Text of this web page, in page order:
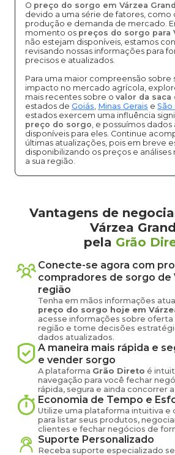
O preço do sorgo em Várzea
devido a uma série de fatores, como
produção e demanda de mercado.
momento os preços do sorgo para
não estejam disponíveis, estamos
revisando nossas informações para
precisos e atualizados.
Para uma maior compreensão sobre
impacto no mercado agrícola,
mais recentes sobre o valor da saca
estados de Goiás, Minas Gerais e São
estados exercem uma influência
preço do sorgo, e possuímos dados
disponíveis para eles. Continue
últimas atualizações, pois em breve
disponibilizando os preços e análises
a sua região.
Vantagens de
Várzea
pela Grão
Conecte-se agora com
compradores de sorgo de
região
Tenha em mãos informações
preço do sorgo hoje em
acesse informações sobre oferta
região e tome decisões
dados atualizados.
A maneira mais rápida e
e vender sorgo
A plataforma Grão Direto é
navegação para você fechar
rápida, segura e ainda concorrer
Economia de Tempo e
Utilize uma plataforma intuitiva e
para listar seus produtos,
clientes e fechar negócios de
Suporte Personalizado
Receba suporte especializado